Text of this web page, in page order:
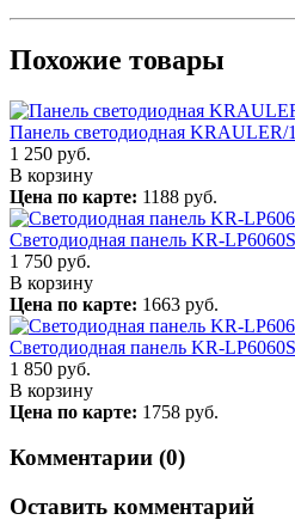
Похожие товары
Панель светодиодная
1 250 руб.
В корзину
Цена по карте: 1188 руб.
Светодиодная панель KR-
1 750 руб.
В корзину
Цена по карте: 1663 руб.
Светодиодная панель KR-
1 850 руб.
В корзину
Цена по карте: 1758 руб.
Комментарии (0)
Оставить комментарий